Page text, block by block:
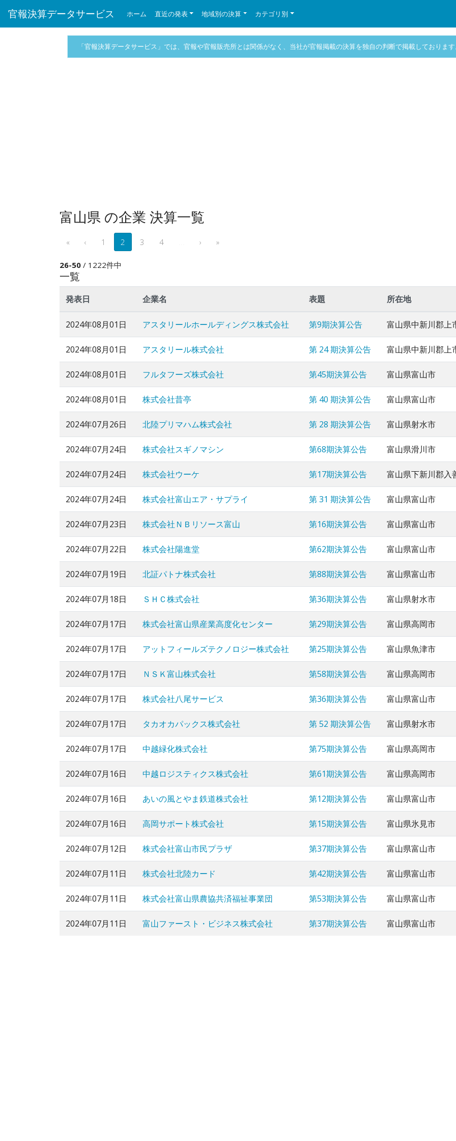
官報決算データサービス ホーム 直近の発表 地域別の決算 カテゴリ別
「官報決算データサービス」では、官報や官報販売所とは関係がなく、当社が官報掲載の決算を独自の判断で掲載しております
富山県 の企業 決算一覧
« ‹ 1 2 3 4 › »
26-50 / 1222件中
一覧
発表日 企業名 表題 所在地
2024年08月01日 アスタリールホールディングス株式会社 第9期決算公告 富山県中新川郡上
2024年08月01日 アスタリール株式会社 第 24 期決算公告 富山県中新川郡上
2024年08月01日 フルタフーズ株式会社 第45期決算公告 富山県富山市
2024年08月01日 株式会社昔亭 第 40 期決算公告 富山県富山市
2024年07月26日 北陸プリマハム株式会社 第 28 期決算公告 富山県射水市
2024年07月24日 株式会社スギノマシン 第68期決算公告 富山県滑川市
2024年07月24日 株式会社ウーケ 第17期決算公告 富山県下新川郡入
2024年07月24日 株式会社富山エア・サプライ 第 31 期決算公告 富山県富山市
2024年07月23日 株式会社ＮＢリソース富山 第16期決算公告 富山県富山市
2024年07月22日 株式会社陽進堂 第62期決算公告 富山県富山市
2024年07月19日 北証パトナ株式会社 第88期決算公告 富山県富山市
2024年07月18日 ＳＨＣ株式会社 第36期決算公告 富山県射水市
2024年07月17日 株式会社富山県産業高度化センター 第29期決算公告 富山県高岡市
2024年07月17日 アットフィールズテクノロジー株式会社 第25期決算公告 富山県魚津市
2024年07月17日 ＮＳＫ富山株式会社 第58期決算公告 富山県高岡市
2024年07月17日 株式会社八尾サービス 第36期決算公告 富山県富山市
2024年07月17日 タカオカパックス株式会社 第 52 期決算公告 富山県射水市
2024年07月17日 中越緑化株式会社 第75期決算公告 富山県高岡市
2024年07月16日 中越ロジスティクス株式会社 第61期決算公告 富山県高岡市
2024年07月16日 あいの風とやま鉄道株式会社 第12期決算公告 富山県富山市
2024年07月16日 高岡サポート株式会社 第15期決算公告 富山県氷見市
2024年07月12日 株式会社富山市民プラザ 第37期決算公告 富山県富山市
2024年07月11日 株式会社北陸カード 第42期決算公告 富山県富山市
2024年07月11日 株式会社富山県農協共済福祉事業団 第53期決算公告 富山県富山市
2024年07月11日 富山ファースト・ビジネス株式会社 第37期決算公告 富山県富山市